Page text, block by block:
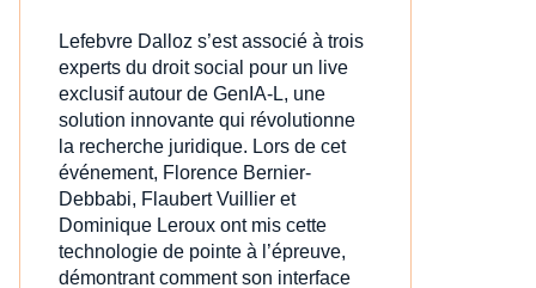
Lefebvre Dalloz s’est associé à trois
experts du droit social pour un live
exclusif autour de GenIA‑L, une
solution innovante qui révolutionne
la recherche juridique. Lors de cet
événement, Florence Bernier-
Debbabi, Flaubert Vuillier et
Dominique Leroux ont mis cette
technologie de pointe à l’épreuve,
démontrant comment son interface